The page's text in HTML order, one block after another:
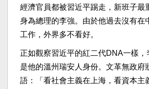
經濟官員都被習近平踢走，新班子最
身為總理的李強。由於他過去沒有在
工作，外界多不看好。
正如觀察習近平的紅二代DNA一樣
是他的溫州瑞安人身份。文革無政府
語：「看社會主義在上海，看資本主